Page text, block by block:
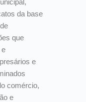
da base
que
e
e
comércio,
e